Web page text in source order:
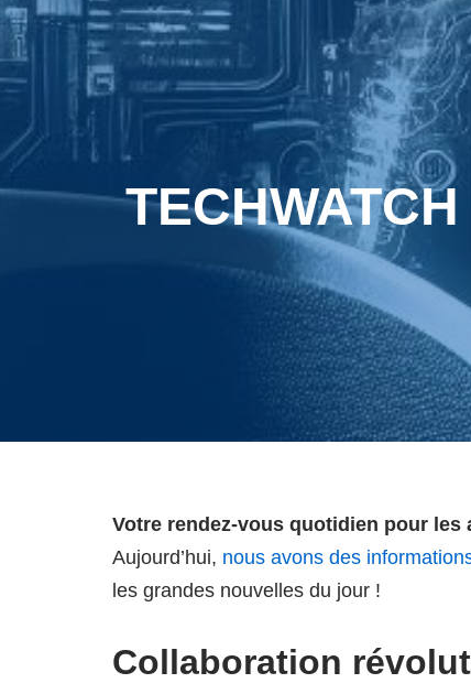
Votre rendez-vous quotidien pour
Aujourd’hui, nous avons des
les grandes nouvelles du jour !
Collaboration